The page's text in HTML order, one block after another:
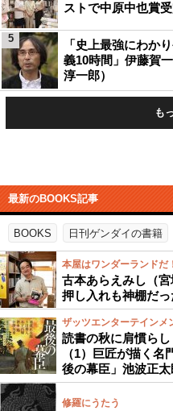
ストで中原中也賞
「史上最強にわか
義10時間」伊藤賀
淳一郎）
5
も
最新のBOOKS記事
BOOKS 日刊ゲンダイの書籍
本屋はワンダーランドだ！
古本あらえみし（
押し入れも神棚だ
ザッツエンターテインメ
読書の秋に肩慣ら
（1）巨匠が描く
後の幕臣」池波正
修羅にうたう